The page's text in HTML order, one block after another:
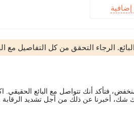
الرجاء التحقق من كل التفاصيل مع
فتأكد أنك تتواصل مع البائع
أخبرنا عن ذلك من أجل تشديد الرقابة